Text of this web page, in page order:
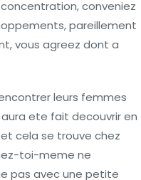
conveniez
pareillement
vous agreez dont a
leurs femmes
ete fait decouvrir en
cela se trouve chez
toi-meme ne
pas avec une petite